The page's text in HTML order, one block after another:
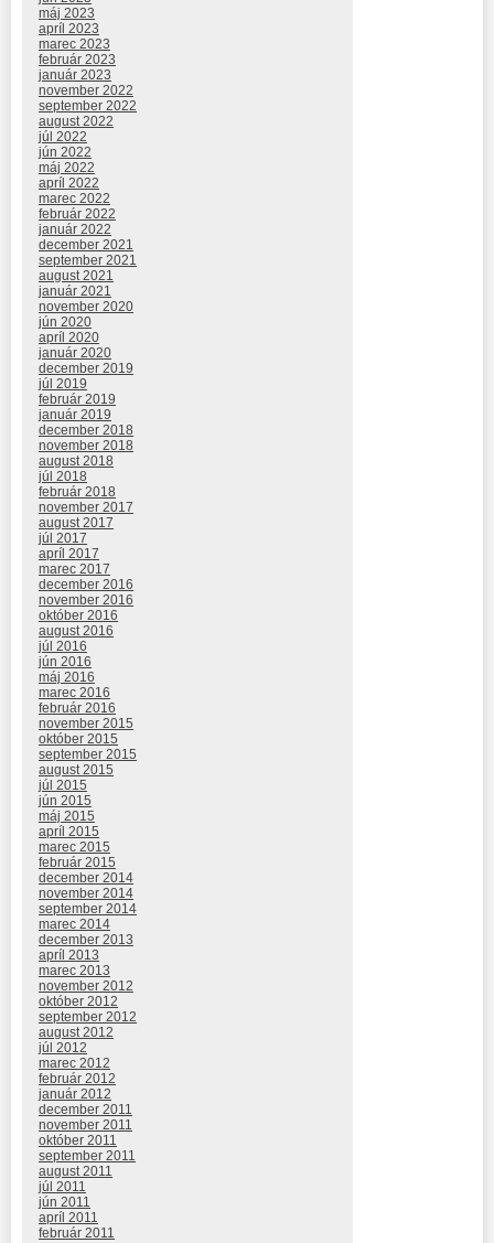
máj 2023
apríl 2023
marec 2023
február 2023
január 2023
november 2022
september 2022
august 2022
júl 2022
jún 2022
máj 2022
apríl 2022
marec 2022
február 2022
január 2022
december 2021
september 2021
august 2021
január 2021
november 2020
jún 2020
apríl 2020
január 2020
december 2019
júl 2019
február 2019
január 2019
december 2018
november 2018
august 2018
júl 2018
február 2018
november 2017
august 2017
júl 2017
apríl 2017
marec 2017
december 2016
november 2016
október 2016
august 2016
júl 2016
jún 2016
máj 2016
marec 2016
február 2016
november 2015
október 2015
september 2015
august 2015
júl 2015
jún 2015
máj 2015
apríl 2015
marec 2015
február 2015
december 2014
november 2014
september 2014
marec 2014
december 2013
apríl 2013
marec 2013
november 2012
október 2012
september 2012
august 2012
júl 2012
marec 2012
február 2012
január 2012
december 2011
november 2011
október 2011
september 2011
august 2011
júl 2011
jún 2011
apríl 2011
február 2011